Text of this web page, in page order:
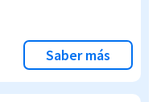
Saber más